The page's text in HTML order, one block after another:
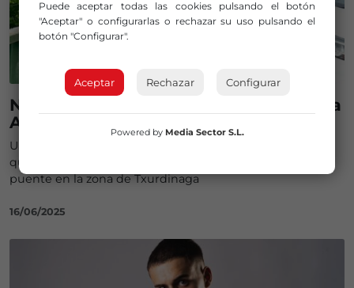
Niños lanzan piedras a los coches en la
Avenida Zumalakarregi de Bilbao
Una pareja que circulaba en dirección Bilbao denuncia
que varios menores arrojaron una piedra desde un
puente en la zona de Txurdinaga
16/06/2025
Puede aceptar todas las cookies pulsando el botón
"Aceptar" o configurarlas o rechazar su uso pulsando el
botón "Configurar".
Aceptar Rechazar Configurar
Powered by Media Sector S.L.